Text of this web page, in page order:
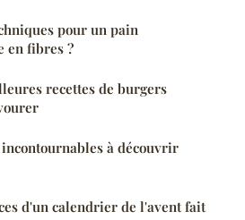
pour un pain
en fibres ?
recettes de burgers
à découvrir
d'un calendrier de l'avent fait